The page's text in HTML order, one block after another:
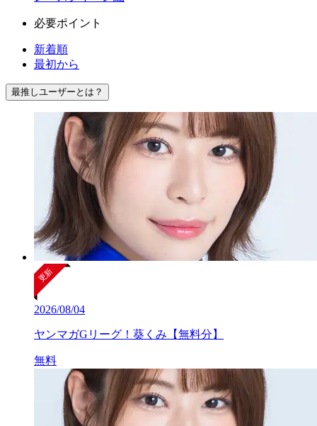
必要ポイント
新着順
最初から
最推しユーザーとは？
2026/08/04
ヤンマガGリーグ！葵くみ【無料分】
無料